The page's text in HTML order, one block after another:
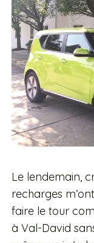
Le lendemain,
recharges
faire le tour
à Val-David